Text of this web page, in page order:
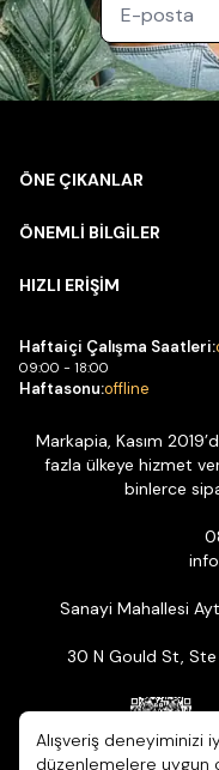
Alışveriş deneyiminizi
düzenlemelere uygun
ÖNE ÇIKANLAR
ÖNEMLİ BİLGİLER
HIZLI ERİŞİM
Haftaiçi Çalışma Saatleri:
09:00 - 18:00
Haftasonu:offline
Markapia, Kasım
fazla ülkeye hizmet
binlerce
Sanayi Mahallesi
30 N Gould St,